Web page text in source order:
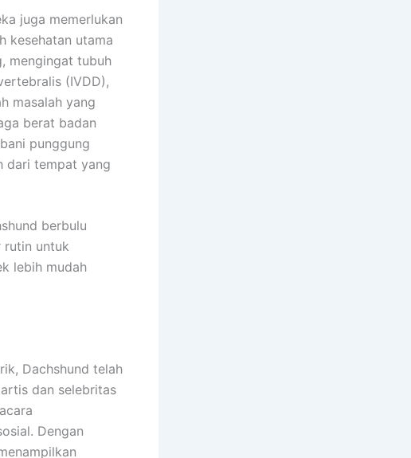
juga memerlukan
kesehatan utama
mengingat tubuh
(IVDD),
masalah yang
berat badan
punggung
dari tempat yang
berbulu
rutin untuk
lebih mudah
Dachshund telah
dan selebritas
Dengan